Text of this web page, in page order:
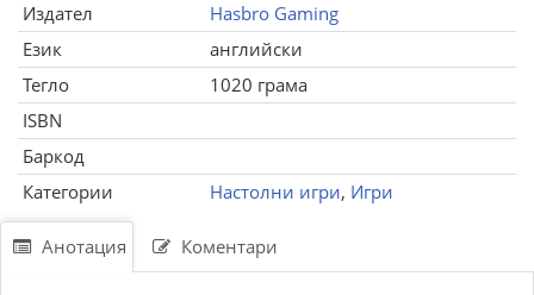
Издател
Hasbro Gaming
Език
английски
Тегло
1020 грама
ISBN
Баркод
Категории
Настолни игри, Игри
Анотация Коментари